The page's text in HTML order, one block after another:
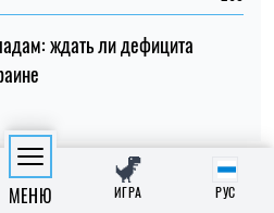
объяснило
МЕНЮ ИГРА РУС